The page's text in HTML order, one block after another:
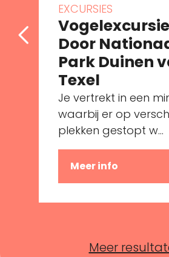
EXCURSIES
Door
Park Duinen
Texel
Je vertrekt in een
waarbij er op
plekken gestopt w...
Meer info
Meer